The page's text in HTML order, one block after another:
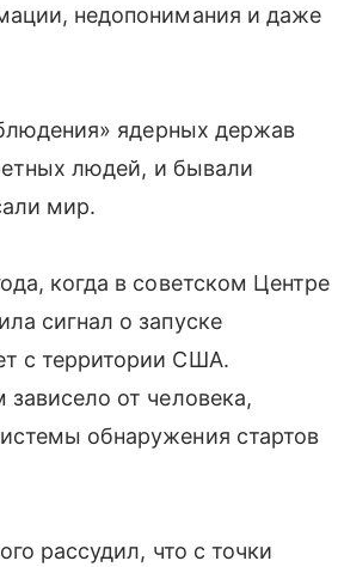
недопонимания и даже
ядерных держав
людей, и бывали
мир.
когда в советском Центре
сигнал о запуске
с территории США.
от человека,
обнаружения стартов
рассудил, что с точки